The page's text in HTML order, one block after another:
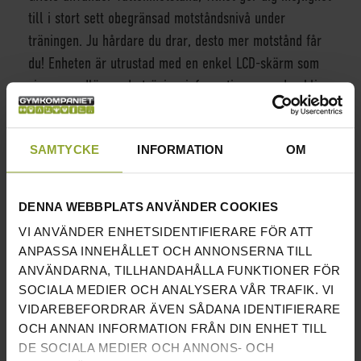
SAMTYCKE INFORMATION OM
DENNA WEBBPLATS ANVÄNDER COOKIES
VI ANVÄNDER ENHETSIDENTIFIERARE FÖR ATT
ANPASSA INNEHÅLLET OCH ANNONSERNA TILL
ANVÄNDARNA, TILLHANDAHÅLLA FUNKTIONER FÖR
SOCIALA MEDIER OCH ANALYSERA VÅR TRAFIK. VI
VIDAREBEFORDRAR ÄVEN SÅDANA IDENTIFIERARE
OCH ANNAN INFORMATION FRÅN DIN ENHET TILL
DE SOCIALA MEDIER OCH ANNONS- OCH
till i stort sett obegränsad motståndsnivå under
träningen. Ju hårdare du drar, desto mer motstånd får
du! Enheten är utrustad med en enkel LCD-skärm som
visar grundläggande träningsinformation, men den blir
verkligen dynamisk när den kopplas samman med
fitnessappar för Android/iOS. När det gäller
bekvämligheter så ger telefonhållaren dig smidig
tillgång till både information och underhållning medan
transporthjulen gör den smidigt att flytta både innan
och efter passet.
INFORMATION
HÖJD 30.5 CM
MAXIMALT SITTAVSTÅND 110 CM